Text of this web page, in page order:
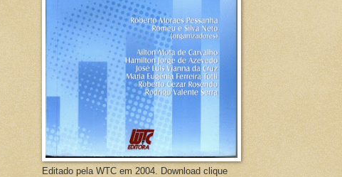
Editado pela WTC em 2004. Download clique